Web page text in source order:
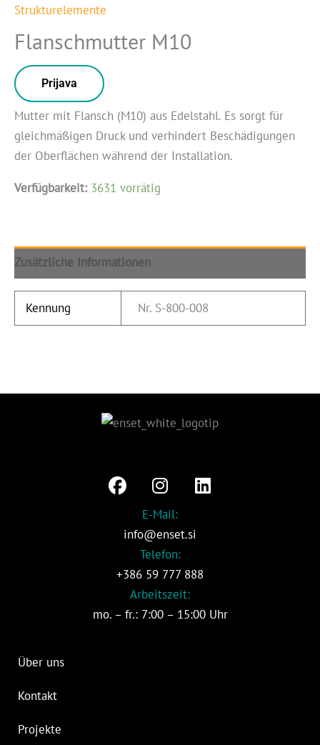
Strukturelemente
Flanschmutter M10
Prijava
Mutter mit Flansch (M10) aus Edelstahl. Es sorgt für
gleichmäßigen Druck und verhindert Beschädigungen
der Oberflächen während der Installation.
Verfügbarkeit: 3631 vorrätig
Zusätzliche Informationen
Kennung Nr. S-800-008
F
a
e
o
o
I
n
s
t
a
g
r
a
m
L
i
d
i
E-Mail:
info@enset.si
Telefon:
+386 59 777 888
Arbeitszeit:
mo. – fr.: 7:00 – 15:00 Uhr
Über uns
Kontakt
Projekte